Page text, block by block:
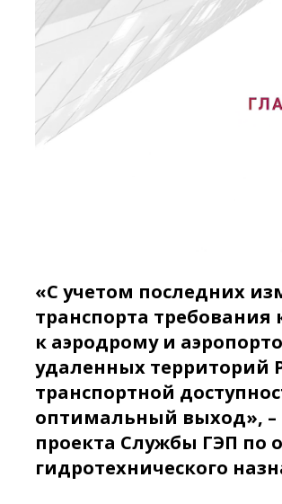
«С учетом последних
транспорта
к аэродрому и
удаленных территорий
транспортной
оптимальный выход»,
проекта Службы ГЭП по
гидротехнического